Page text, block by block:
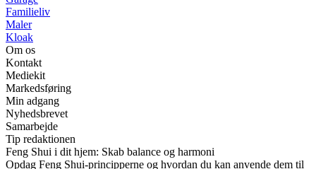
Familieliv
Maler
Kloak
Om os
Kontakt
Mediekit
Markedsføring
Min adgang
Nyhedsbrevet
Samarbejde
Tip redaktionen
Feng Shui i dit hjem: Skab balance og harmoni
Opdag Feng Shui-principperne og hvordan du kan anvende dem til